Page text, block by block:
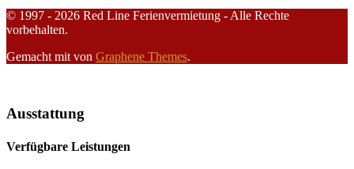
© 1997 - 2026 Red Line Ferienvermietung - Alle Rechte
vorbehalten.
Gemacht mit von Graphene Themes.
Ausstattung
Verfügbare Leistungen